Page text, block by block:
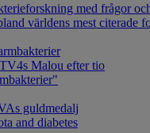
med frågor
världens mest citerade
Malou efter tio
guldmedalj
and diabetes